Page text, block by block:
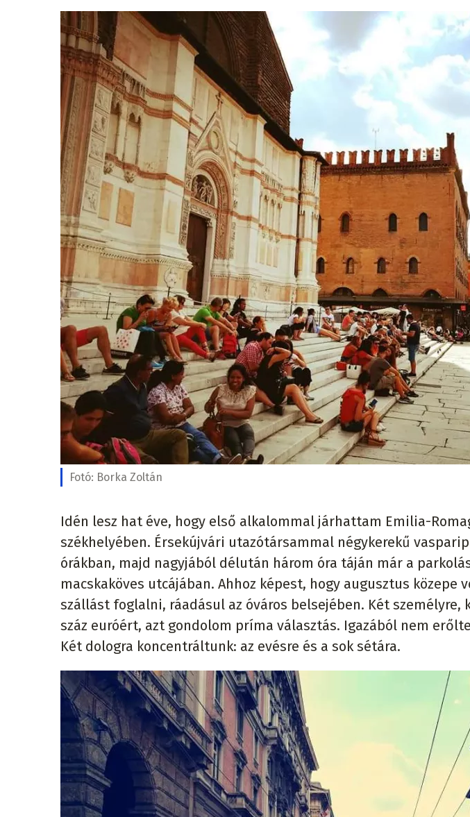
Fotó: Borka Zoltán
Idén lesz hat éve, hogy első alkalommal járhattam Emilia-
székhelyében. Érsekújvári utazótársammal négykerekű
órákban, majd nagyjából délután három óra táján már a
macskaköves utcájában. Ahhoz képest, hogy augusztus közepe
szállást foglalni, ráadásul az óváros belsejében. Két személyre,
száz euróért, azt gondolom príma választás. Igazából nem
Két dologra koncentráltunk: az evésre és a sok sétára.